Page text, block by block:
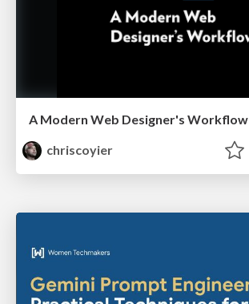
A Modern Web Designer's Workflow
chriscoyier